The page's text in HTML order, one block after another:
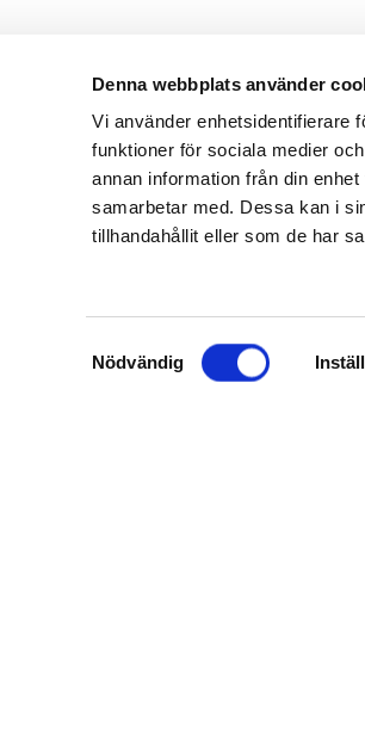
Denna webbplats använder
Vi använder enhetsidentifierare
funktioner för sociala medier
annan information från din
samarbetar med. Dessa kan i
tillhandahållit eller som de har
Samtyckesval
Nödvändig